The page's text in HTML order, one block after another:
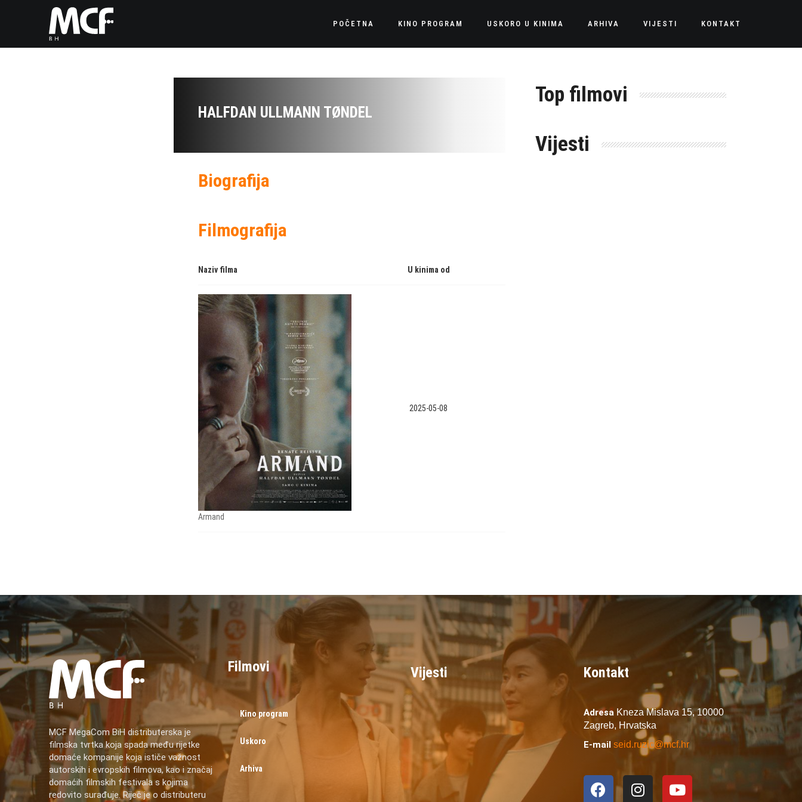
POČETNA KINO PROGRAM USKORO U KINIMA ARHIVA VIJESTI KONTAKT
HALFDAN ULLMANN TØNDEL
Biografija
Filmografija
Naziv filma U kinima od
Armand
2025-05-08
Top filmovi
Vijesti
MCF MegaCom BiH distributerska je
filmska tvrtka koja spada među rijetke
domaće kompanije koja ističe važnost
autorskih i evropskih filmova, kao i značaj
domaćih filmskih festivala s kojima
redovito surađuje. Riječ je o distributeru
Filmovi
Kino program
Uskoro
Arhiva
Vijesti Kontakt
Adresa Kneza Mislava 15,10000
Zagreb, Hrvatska
E-mail seid.ruzic@mcf.hr